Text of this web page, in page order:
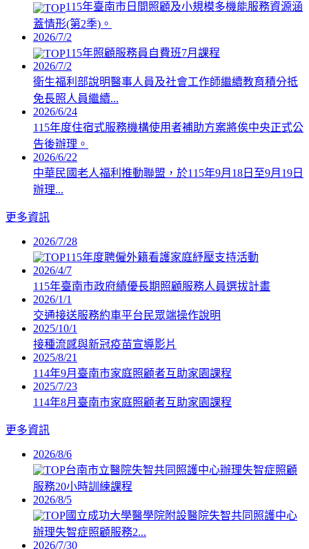
115年臺南市日間照顧及小規模多機能服務資源涵
蓋情形(第2季)。
2026/7/2
115年照顧服務員自費班7月課程
2026/7/2
衛生福利部說明醫事人員及社會工作師繼續教育積分抵
免長照人員繼續...
2026/6/24
115年度住宿式服務機構使用者補助方案將俟中央正式公
告後辦理。
2026/6/22
中華民國老人福利推動聯盟，於115年9月18日至9月19日
辦理...
更多資訊
2026/7/28
115年度聘僱外籍看護家庭紓壓支持活動
2026/4/7
115年臺南市政府績優長期照顧服務人員選拔計畫
2026/1/1
交通接送服務約車平台民眾端操作說明
2025/10/1
接種流感與新冠疫苗宣導影片
2025/8/21
114年9月臺南市家庭照顧者互助家園課程
2025/7/23
114年8月臺南市家庭照顧者互助家園課程
更多資訊
2026/8/6
台南市立醫院失智共同照護中心辦理失智症照顧
服務20小時訓練課程
2026/8/5
國立成功大學醫學院附設醫院失智共同照護中心
辦理失智症照顧服務2...
2026/7/30